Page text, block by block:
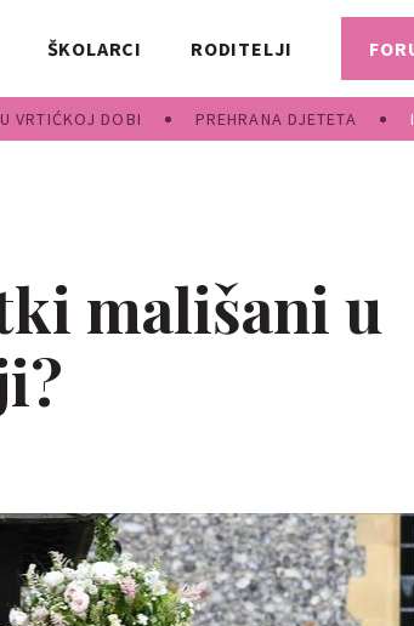
VRTIĆKOJ DOBI PREHRANA DJETETA
ŠKOLARCI RODITELJI
mališani u